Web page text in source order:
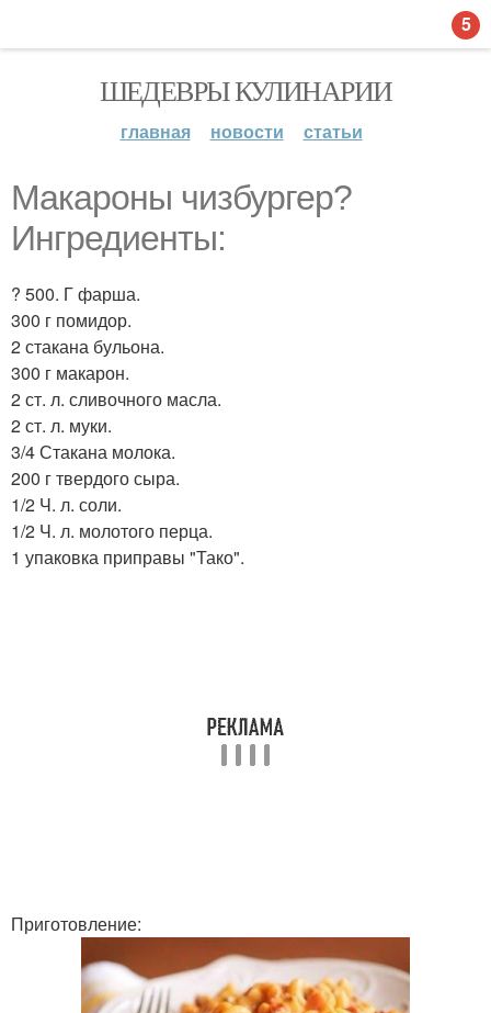
ШЕДЕВРЫ КУЛИНАРИИ
главная новости статьи
Макароны чизбургер?
Ингредиенты:
? 500. Г фарша.
300 г помидор.
2 стакана бульона.
300 г макарон.
2 ст. л. сливочного масла.
2 ст. л. муки.
3/4 Стакана молока.
200 г твердого сыра.
1/2 Ч. л. соли.
1/2 Ч. л. молотого перца.
1 упаковка приправы "Тако".
Приготовление:
5